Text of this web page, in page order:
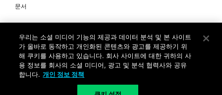
문서
Networks Korea, Ltd. All rights reserved. 여러 가지 상표에 대한
소유권은 각 소유자에게 있습니다. 사업자 등록번호: 120-87-72963.
대표자 : 제프리찰스트루 서울특별시 서초구 서초대로74길 4, 1층 (삼성
생명 서초타워) TEL: +82-2-568-4353
우리는 소셜 미디어 기능의 제공과 데이터 분석 및 본 사이트
가 올바로 동작하고 개인화된 콘텐츠와 광고를 제공하기 위
해 쿠키를 사용하고 있습니다. 회사 사이트에 대한 귀하의 사
용 정보를 회사의 소셜 미디어, 광고 및 분석 협력사와 공유
합니다. 개인 정보 정책